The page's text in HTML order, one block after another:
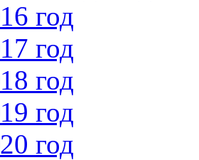
год
год
год
год
год